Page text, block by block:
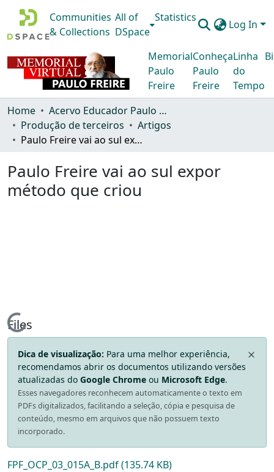
Communities
& Collections
All of
DSpace
Statistics
Log In
Memorial
Paulo
Freire
Conheça
Paulo
Freire
Linha
do
Tempo
Home
Acervo Educador Paulo Freire
Produção de terceiros
Artigos
Paulo Freire vai ao sul expor método que criou
Paulo Freire vai ao sul expor
método que criou
Loading...
Files
Dica de visualização: Para uma melhor experiência,
recomendamos abrir os documentos utilizando versões
atualizadas do Google Chrome ou Microsoft Edge.
Esses navegadores reconhecem automaticamente o texto em
PDFs digitalizados, facilitando a seleção, cópia e pesquisa de
conteúdo, mesmo em arquivos que não possuem texto
incorporado.
FPF_OCP_03_015A_B.pdf(135.74 KB)